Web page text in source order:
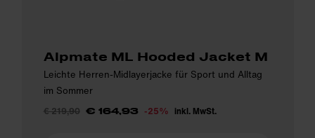
Alpmate ML Hooded Jacket M
Leichte Herren-Midlayerjacke für Sport und Alltag
im Sommer
€ 219,90 € 164,93 -25% inkl. MwSt.